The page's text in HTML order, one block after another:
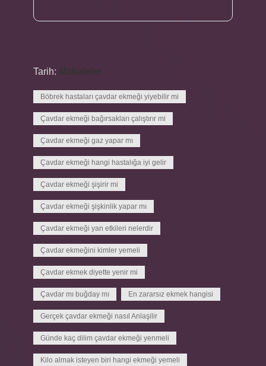
Tarih: Makaleler
Böbrek hastaları çavdar ekmeği yiyebilir mi
Çavdar ekmeği bağırsakları çalıştırır mi
Çavdar ekmeği gaz yapar mı
Çavdar ekmeği hangi hastalığa iyi gelir
Çavdar ekmeği şişirir mi
Çavdar ekmeği şişkinlik yapar mı
Çavdar ekmeği yan etkileri nelerdir
Çavdar ekmeğini kimler yemeli
Çavdar ekmek diyette yenir mi
Çavdar mı buğday mı En zararsız ekmek hangisi
Gerçek çavdar ekmeği nasıl Anlaşilir
Günde kaç dilim çavdar ekmeği yenmeli
Kilo almak isteyen biri hangi ekmeği yemeli